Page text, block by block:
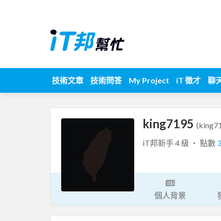
技術文章 技術問答 My Project iT 徵才 聊
king7195
iT邦新手 4 級 ‧ 點數
個人背景